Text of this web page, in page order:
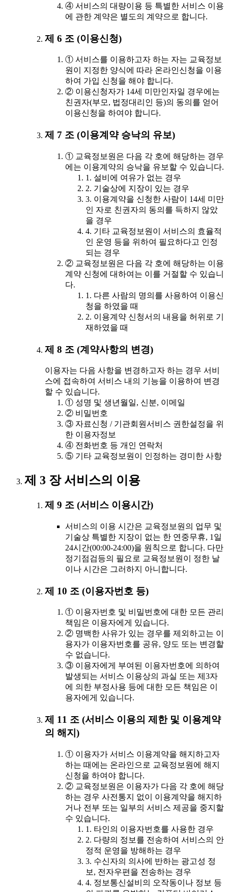
④ 서비스의 대량이용 등 특별한 서비스 이용
에 관한 계약은 별도의 계약으로 합니다.
제 6 조 (이용신청)
① 서비스를 이용하고자 하는 자는 교육정보
원이 지정한 양식에 따라 온라인신청을 이용
하여 가입 신청을 해야 합니다.
② 이용신청자가 14세 미만인자일 경우에는
친권자(부모, 법정대리인 등)의 동의를 얻어
이용신청을 하여야 합니다.
제 7 조 (이용계약 승낙의 유보)
① 교육정보원은 다음 각 호에 해당하는 경우
에는 이용계약의 승낙을 유보할 수 있습니다.
1. 설비에 여유가 없는 경우
2. 기술상에 지장이 있는 경우
3. 이용계약을 신청한 사람이 14세 미만
인 자로 친권자의 동의를 득하지 않았
을 경우
4. 기타 교육정보원이 서비스의 효율적
인 운영 등을 위하여 필요하다고 인정
되는 경우
② 교육정보원은 다음 각 호에 해당하는 이용
계약 신청에 대하여는 이를 거절할 수 있습니
다.
1. 다른 사람의 명의를 사용하여 이용신
청을 하였을 때
2. 이용계약 신청서의 내용을 허위로 기
재하였을 때
제 8 조 (계약사항의 변경)
이용자는 다음 사항을 변경하고자 하는 경우 서비
스에 접속하여 서비스 내의 기능을 이용하여 변경
할 수 있습니다.
① 성명 및 생년월일, 신분, 이메일
② 비밀번호
③ 자료신청 / 기관회원서비스 권한설정을 위
한 이용자정보
④ 전화번호 등 개인 연락처
⑤ 기타 교육정보원이 인정하는 경미한 사항
제 3 장 서비스의 이용
제 9 조 (서비스 이용시간)
서비스의 이용 시간은 교육정보원의 업무 및
기술상 특별한 지장이 없는 한 연중무휴, 1일
24시간(00:00-24:00)을 원칙으로 합니다. 다만
정기점검등의 필요로 교육정보원이 정한 날
이나 시간은 그러하지 아니합니다.
제 10 조 (이용자번호 등)
① 이용자번호 및 비밀번호에 대한 모든 관리
책임은 이용자에게 있습니다.
② 명백한 사유가 있는 경우를 제외하고는 이
용자가 이용자번호를 공유, 양도 또는 변경할
수 없습니다.
③ 이용자에게 부여된 이용자번호에 의하여
발생되는 서비스 이용상의 과실 또는 제3자
에 의한 부정사용 등에 대한 모든 책임은 이
용자에게 있습니다.
제 11 조 (서비스 이용의 제한 및 이용계약
의 해지)
① 이용자가 서비스 이용계약을 해지하고자
하는 때에는 온라인으로 교육정보원에 해지
신청을 하여야 합니다.
② 교육정보원은 이용자가 다음 각 호에 해당
하는 경우 사전통지 없이 이용계약을 해지하
거나 전부 또는 일부의 서비스 제공을 중지할
수 있습니다.
1. 타인의 이용자번호를 사용한 경우
2. 다량의 정보를 전송하여 서비스의 안
정적 운영을 방해하는 경우
3. 수신자의 의사에 반하는 광고성 정
보, 전자우편을 전송하는 경우
4. 정보통신설비의 오작동이나 정보 등